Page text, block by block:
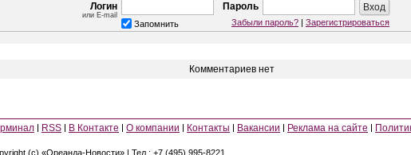
Логин
или E-mail
Пароль
Запомнить Забыли пароль? | Зарегистрироваться
Комментариев нет
RSS В Контакте О компании Контакты Вакансии Реклама на сайте
(c) «Ореанда-Новости» | Тел.: +7 (495) 995-8221